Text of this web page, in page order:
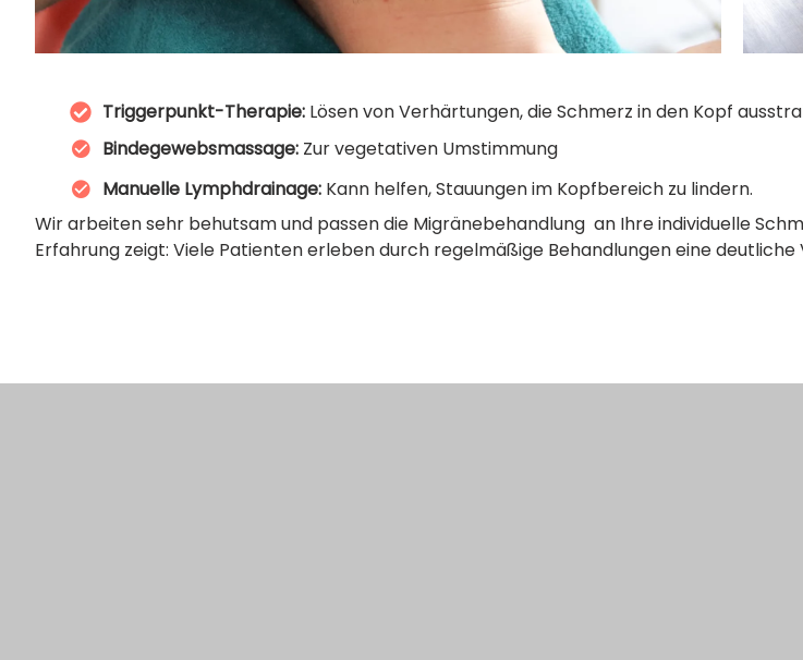
Triggerpunkt-Therapie: Lösen von Verhärtungen, die Schmerz in den Kopf
Bindegewebsmassage: Zur vegetativen Umstimmung
Manuelle Lymphdrainage: Kann helfen, Stauungen im Kopfbereich zu lindern.
Wir arbeiten sehr behutsam und passen die Migränebehandlung an Ihre individuelle
Erfahrung zeigt: Viele Patienten erleben durch regelmäßige Behandlungen eine